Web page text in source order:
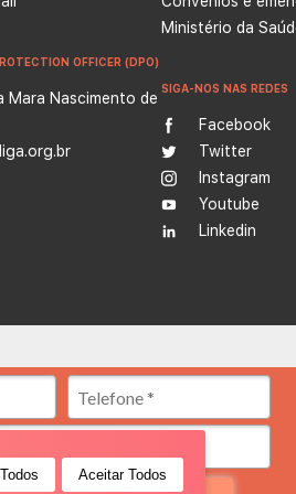
OFFICER (DPO)
Mara Nascimento de
Ministério da
SIGA-NOS NAS REDES
Facebook
Twitter
Instagram
Youtube
Linkedin
do Norte), oferecendo assistência médica, diagnóstico
Aceitar Todos